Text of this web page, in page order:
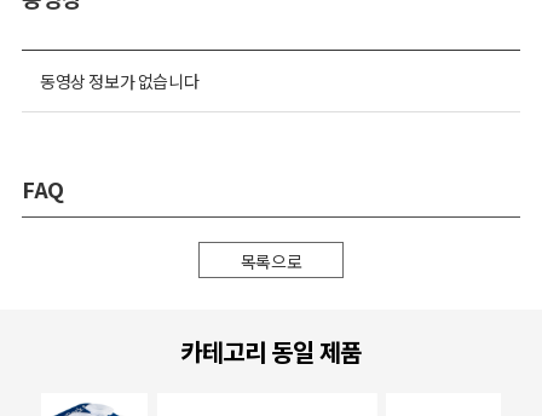
동영상 정보가 없습니다
FAQ
목록으로
카테고리 동일 제품